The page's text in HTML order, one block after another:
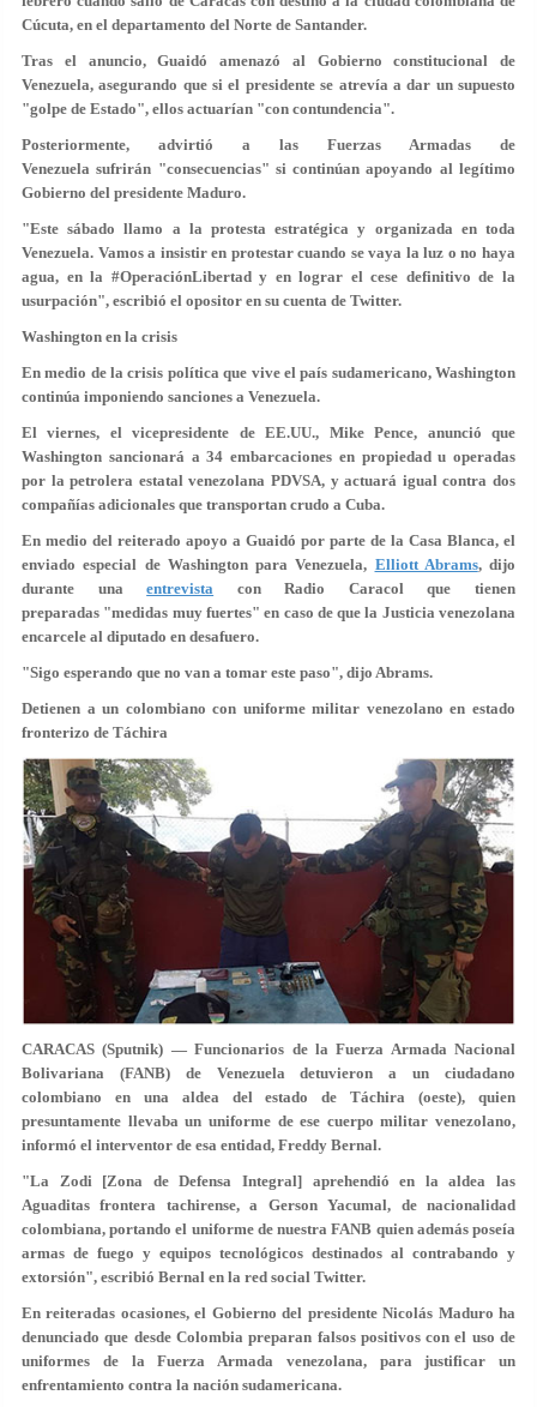
Cúcuta, en el departamento del Norte de Santander.
Tras el anuncio, Guaidó amenazó al Gobierno constitucional de
Venezuela, asegurando que si el presidente se atrevía a dar un supuesto
"golpe de Estado", ellos actuarían "con contundencia".
Posteriormente, advirtió a las Fuerzas Armadas de
Venezuela sufrirán "consecuencias" si continúan apoyando al legítimo
Gobierno del presidente Maduro.
"Este sábado llamo a la protesta estratégica y organizada en toda
Venezuela. Vamos a insistir en protestar cuando se vaya la luz o no haya
agua, en la #OperaciónLibertad y en lograr elcese definitivo de la
usurpación", escribió el opositor en su cuenta de Twitter.
Washington en la crisis
En medio de la crisis política que vive el país sudamericano, Washington
continúa imponiendo sanciones a Venezuela.
El viernes, el vicepresidente de EE.UU., Mike Pence, anunció que
Washington sancionará a 34 embarcaciones en propiedad u operadas
por la petrolera estatal venezolana PDVSA, y actuará igual contra dos
compañías adicionales que transportan crudo a Cuba.
En medio del reiterado apoyo a Guaidó por parte de la Casa Blanca, el
enviado especial de Washington para Venezuela, Elliott Abrams, dijo
durante unaentrevista con Radio Caracol que tienen
preparadas "medidas muy fuertes" en caso de que la Justicia venezolana
encarcele al diputado en desafuero.
"Sigo esperando que no van a tomar este paso", dijo Abrams.
Detienen a un colombiano con uniforme militar venezolano en estado
fronterizo de Táchira
CARACAS (Sputnik) — Funcionarios de la Fuerza Armada Nacional
Bolivariana (FANB) de Venezuela detuvieron a un ciudadano
colombiano en una aldea del estado de Táchira (oeste), quien
presuntamente llevaba un uniforme de ese cuerpo militar venezolano,
informó el interventor de esa entidad, Freddy Bernal.
"La Zodi [Zona de Defensa Integral] aprehendió en la aldea las
Aguaditas frontera tachirense, a Gerson Yacumal, de nacionalidad
colombiana, portando el uniforme de nuestra FANB quien además poseía
armas de fuego y equipos tecnológicos destinados al contrabando y
extorsión", escribió Bernal en la red social Twitter.
En reiteradas ocasiones, el Gobierno del presidente Nicolás Maduro ha
denunciado que desde Colombia preparan falsos positivos con el uso de
uniformes de la Fuerza Armada venezolana, para justificar un
enfrentamiento contra la nación sudamericana.